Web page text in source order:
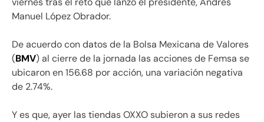
Manuel López Obrador.
De acuerdo con datos de la Bolsa Mexicana de Valores
(BMV) al cierre de la jornada las acciones de Femsa se
ubicaron en 156.68 por acción, una variación negativa
de 2.74%.
Y es que, ayer las tiendas OXXO subieron a sus redes